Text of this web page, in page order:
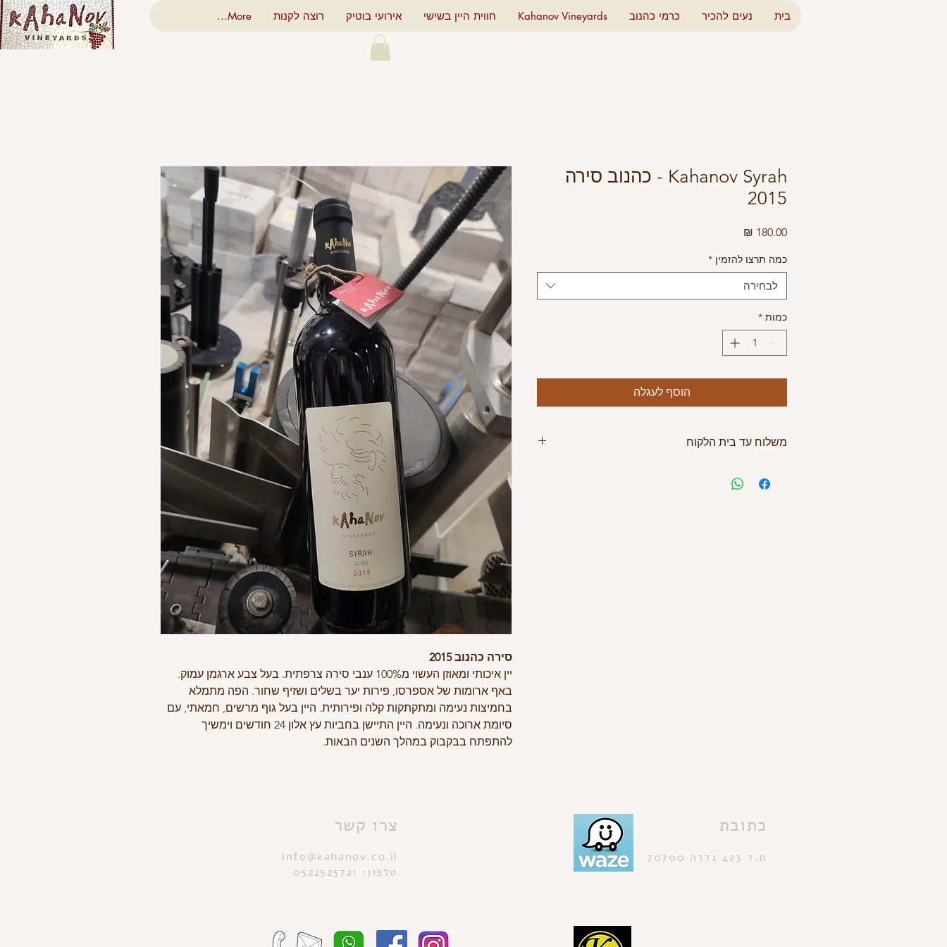
בית נעים להכיר כרמי כהנוב Kahanov Vineyards חווית היין בשישי אירועי בוטיק רוצה לקנות More...
סירה כהנוב 2015
יין איכותי ומאוזן העשוי מ100% ענבי סירה צרפתית. בעל צבע ארגמן עמוק.
באף ארומות של אספרסו, פירות יער בשלים ושזיף שחור. הפה מתמלא
בחמיצות נעימה ומתקתקות קלה ופירותית. היין בעל גוף מרשים, חמאתי, עם
סיומת ארוכה ונעימה. היין התיישן בחביות עץ אלון 24 חודשים וימשיך
להתפתח בבקבוק במהלך השנים הבאות.​
Kahanov Syrah - כהנוב סירה
2015
כמה תרצו להזמין *
לבחירה
כמות *
הוסף לעגלה
משלוח עד בית הלקוח
הנחה.
צרו קשר
info@kahanov.co.il
טלפון: 0522523721
כתובת
ת.ד 423 גדרה 70700